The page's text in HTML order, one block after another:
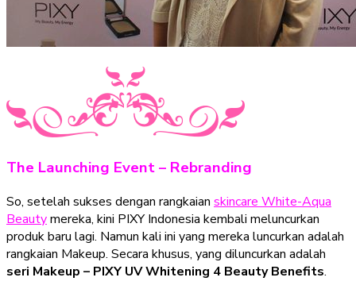
The Launching Event – Rebranding
So, setelah sukses dengan rangkaian skincare White-Aqua
Beautymereka, kini PIXY Indonesia kembali meluncurkan
produk baru lagi. Namun kali ini yang mereka luncurkan adalah
rangkaian Makeup. Secara khusus, yang diluncurkan adalah
seri Makeup – PIXY UV Whitening 4 Beauty Benefits.